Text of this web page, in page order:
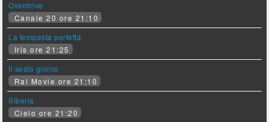
Overdrive
Canale 20 ore 21:10
La tempesta perfetta
Iris ore 21:25
Il sesto giorno
Rai Movie ore 21:10
Siberia
Cielo ore 21:20